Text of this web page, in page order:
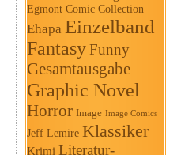
Egmont Comic Collection
Ehapa Einzelband
FantasyFunny
Gesamtausgabe
Graphic Novel
Horror Image Image Comics
Jeff Lemire Klassiker
Krimi Literatur-